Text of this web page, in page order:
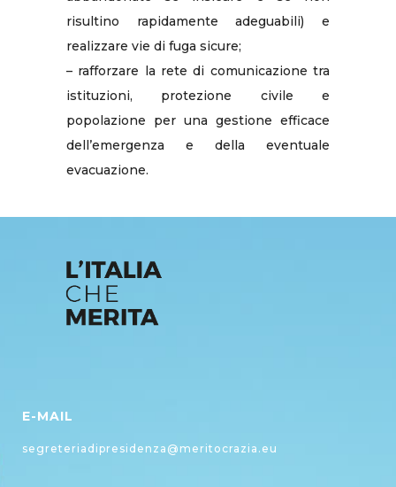
risultino rapidamente adeguabili) e
realizzare vie di fuga sicure;
– rafforzare la rete di comunicazione tra
istituzioni, protezione civile e
popolazione per una gestione efficace
dell’emergenza e della eventuale
evacuazione.
E-MAIL
segreteriadipresidenza@meritocrazia.eu